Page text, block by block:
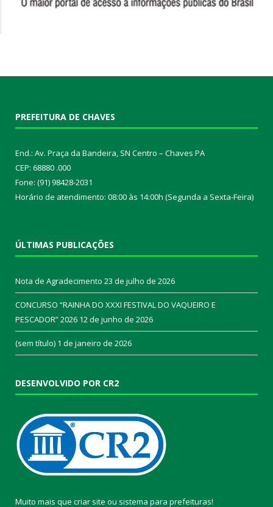
PREFEITURA DE CHAVES
End.: Av. Praça da Bandeira, SN Centro – Chaves PA
CEP: 68880 .000
Fone: (91) 98428-2031
Horário de atendimento: 08:00 às 14:00h (Segunda a Sexta-Feira)
ÚLTIMAS PUBLICAÇÕES
Nota de Agradecimento 23 de julho de 2026
CONCURSO “RAINHA DO XXXI FESTIVAL DO VAQUEIRO E
PESCADOR” 2026 12 de junho de 2026
(sem título) 1 de janeiro de 2026
DESENVOLVIDO POR CR2
Muito mais que criar site ou sistema para prefeituras!